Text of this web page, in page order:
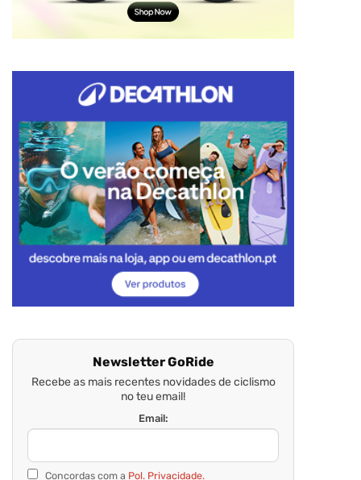
Newsletter GoRide
Recebe as mais recentes novidades de ciclismo
no teu email!
Email:
Concordas com a Pol. Privacidade.